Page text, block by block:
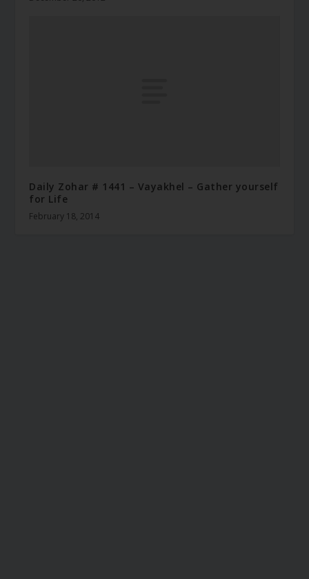
Daily Zohar # 1441 – Vayakhel – Gather yourself
for Life
February 18, 2014